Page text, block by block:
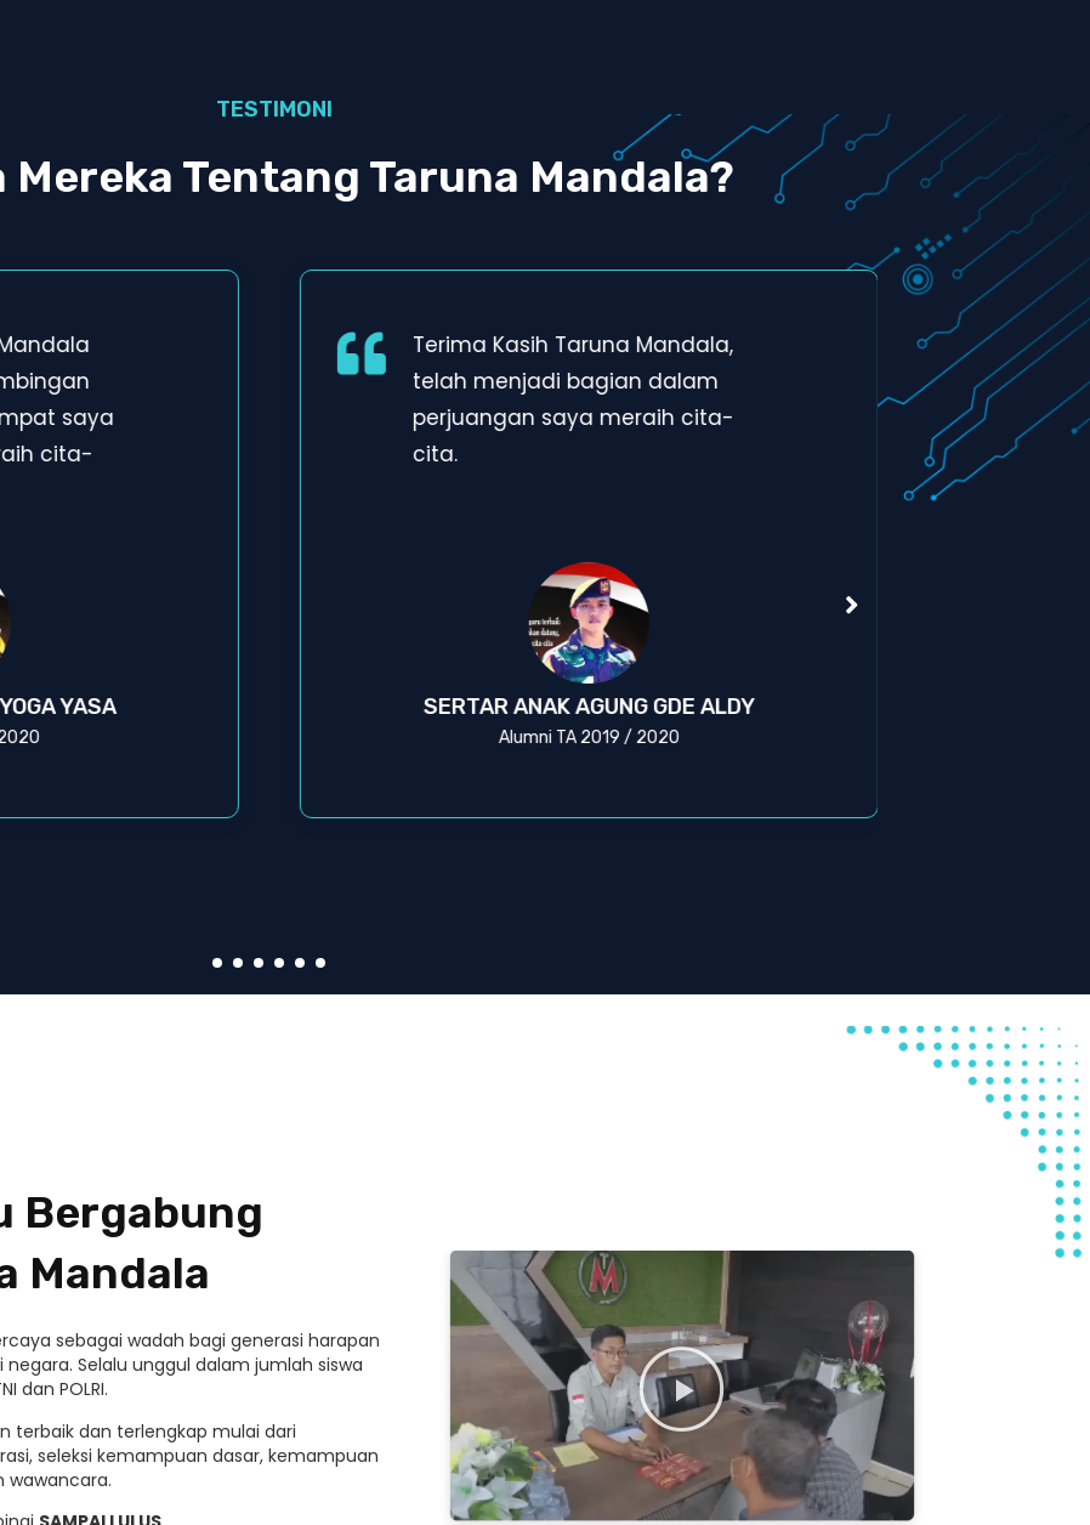
TESTIMONI
Mereka Tentang Taruna Mandala?
YASA
saya
cita-
SERTAR ANAK AGUNG GDE ALDY
Alumni TA 2019 / 2020
Terima Kasih Taruna Mandala,
telah menjadi bagian dalam
perjuangan saya meraih cita-
cita.
Bergabung
Mandala
sebagai wadah bagi generasi harapan
Selalu unggul dalam jumlah siswa
dan POLRI.
terbaik dan terlengkap mulai dari
seleksi kemampuan dasar, kemampuan
wawancara.